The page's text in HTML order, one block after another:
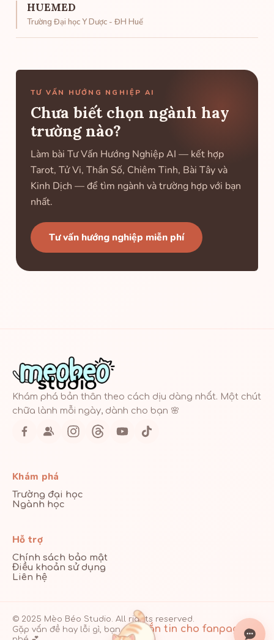
HUEMED
Trường Đại học Y Dược - ĐH Huế
TƯ VẤN HƯỚNG NGHIỆP AI
Chưa biết chọn ngành hay
trường nào?
Làm bài Tư Vấn Hướng Nghiệp AI — kết hợp
Tarot, Tử Vi, Thần Số, Chiêm Tinh, Bài Tây và
Kinh Dịch — để tìm ngành và trường hợp với bạn
nhất.
Tư vấn hướng nghiệp miễn phí
Khám phá bản thân theo cách dịu dàng nhất. Một chút
chữa lành mỗi ngày, dành cho bạn 🌸
Khám phá
Trường đại học
Ngành học
Hỗ trợ
Chính sách bảo mật
Điều khoản sử dụng
Liên hệ
© 2025 Mèo Béo Studio. All rights reserved.
Gặp vấn đề hay lỗi gì, bạn cứnhắn tin cho fanpage